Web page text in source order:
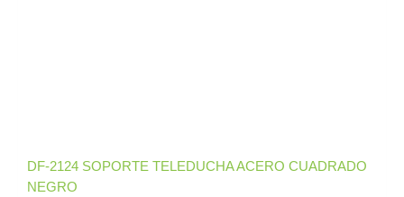
DF-2124 SOPORTE TELEDUCHA ACERO CUADRADO
NEGRO